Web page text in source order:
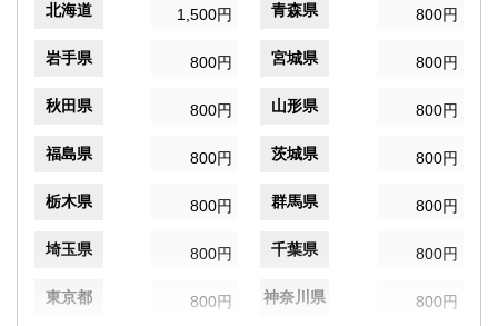
北海道 1,500円 青森県 800円
岩手県 800円 宮城県 800円
秋田県 800円 山形県 800円
福島県 800円 茨城県 800円
栃木県 800円 群馬県 800円
埼玉県 800円 千葉県 800円
東京都 800円 神奈川県 800円